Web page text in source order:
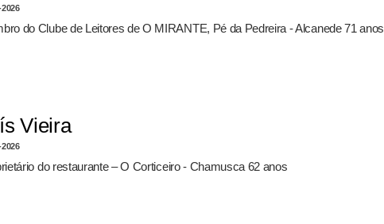
do Clube de Leitores de O MIRANTE, Pé da Pedreira - Alcanede 71 anos
Vieira
do restaurante – O Corticeiro - Chamusca 62 anos